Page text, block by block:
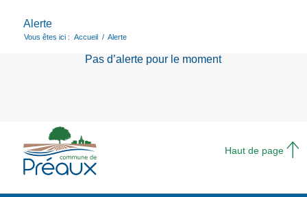
Alerte
Vous êtes ici : Accueil / Alerte
Pas d’alerte pour le moment
Haut de page